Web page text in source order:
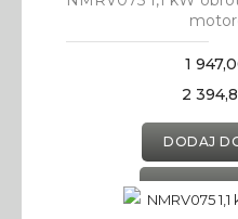
1
2
DODAJ
DODAJ